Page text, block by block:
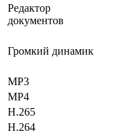
Редактор
документов
Громкий динамик
MP3
MP4
H.265
H.264